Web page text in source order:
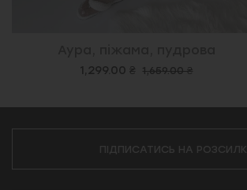
1,299.00 ₴ 1,659.00 ₴
ПІДПИСАТИСЬ НА